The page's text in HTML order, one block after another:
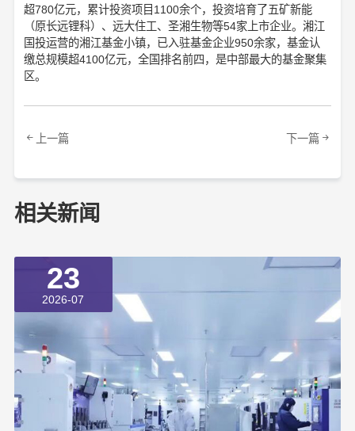
超780亿元，累计投资项目1100余个，投资培育了五矿新能
（原长远锂科）、远大住工、圣湘生物等54家上市企业。湘江
国投运营的湘江基金小镇，已入驻基金企业950余家，基金认
缴总规模超4100亿元，全国排名前四，是中部最大的基金聚集
区。
上一篇 下一篇
相关新闻
23
2026-07